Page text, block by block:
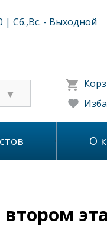
| Сб.,Вс. - Выходной
О